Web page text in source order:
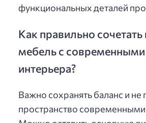
функциональных деталей
Как правильно
мебель с
интерьера?
Важно сохранять баланс и не
пространство